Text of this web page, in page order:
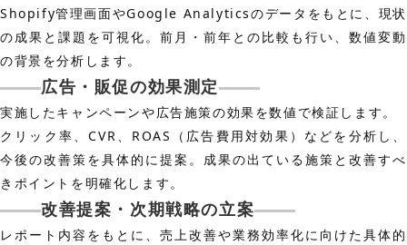
Shopify管理画面やGoogle Analyticsのデータをもとに、現状
の成果と課題を可視化。前月・前年との比較も行い、数値変動
の背景を分析します。
広告・販促の効果測定
実施したキャンペーンや広告施策の効果を数値で検証します。
クリック率、CVR、ROAS（広告費用対効果）などを分析し、
今後の改善策を具体的に提案。成果の出ている施策と改善すべ
きポイントを明確化します。
改善提案・次期戦略の立案
レポート内容をもとに、売上改善や業務効率化に向けた具体的